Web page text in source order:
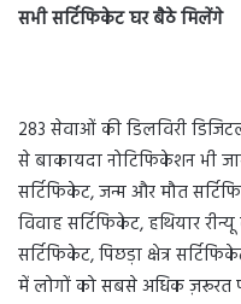
सभी सर्टिफिकेट घर बैठे मिलेंगे
283 सेवाओं की डिलविरी
से बाकायदा नोटिफिकेशन भी
सर्टिफिकेट, जन्म और मौत
विवाह सर्टिफिकेट, हथियार
सर्टिफिकेट, पिछड़ा क्षेत्र
में लोगों को सबसे अधिक ज़रूरत